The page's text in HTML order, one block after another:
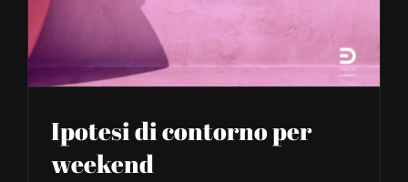
CONTATTACI
Ipotesi di contorno per
weekend